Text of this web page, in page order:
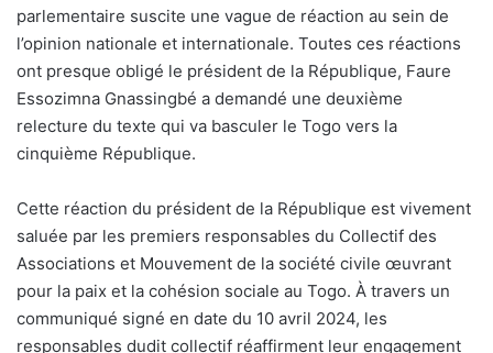
parlementaire suscite une vague de réaction au sein de
l’opinion nationale et internationale. Toutes ces réactions
ont presque obligé le président de la République, Faure
Essozimna Gnassingbé a demandé une deuxième
relecture du texte qui va basculer le Togo vers la
cinquième République.
Cette réaction du président de la République est vivement
saluée par les premiers responsables du Collectif des
Associations et Mouvement de la société civile œuvrant
pour la paix et la cohésion sociale au Togo. À travers un
communiqué signé en date du 10 avril 2024, les
responsables dudit collectif réaffirment leur engagement